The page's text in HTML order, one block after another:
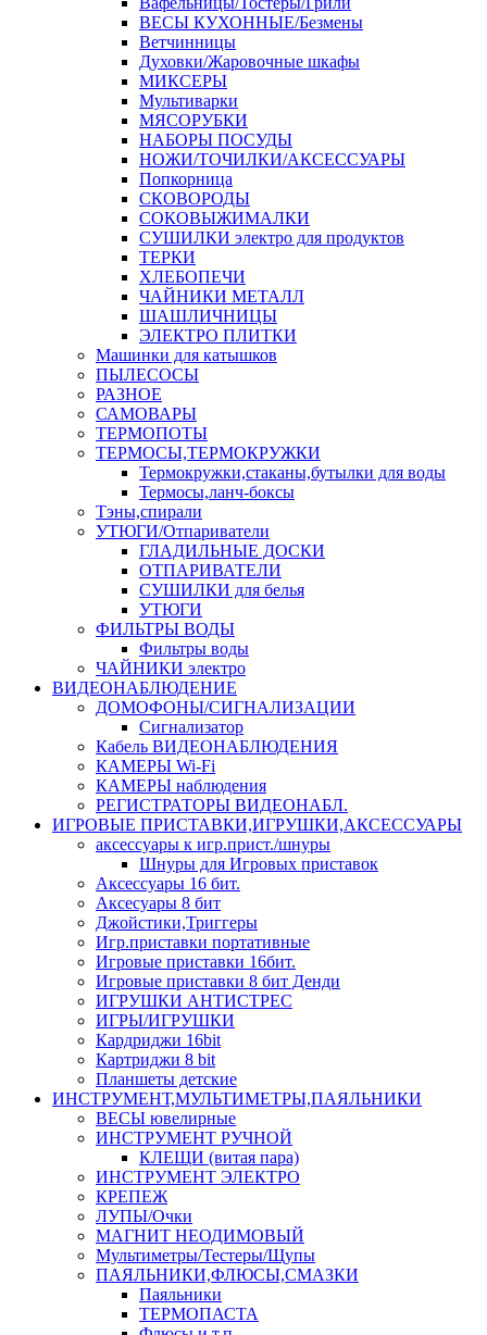
ВЕСЫ КУХОННЫЕ/Безмены
Ветчинницы
Духовки/Жаровочные шкафы
МИКСЕРЫ
Мультиварки
МЯСОРУБКИ
НАБОРЫ ПОСУДЫ
НОЖИ/ТОЧИЛКИ/АКСЕССУАРЫ
Попкорница
СКОВОРОДЫ
СОКОВЫЖИМАЛКИ
СУШИЛКИ электро для продуктов
ТЕРКИ
ХЛЕБОПЕЧИ
ЧАЙНИКИ МЕТАЛЛ
ШАШЛИЧНИЦЫ
ЭЛЕКТРО ПЛИТКИ
Машинки для катышков
ПЫЛЕСОСЫ
РАЗНОЕ
САМОВАРЫ
ТЕРМОПОТЫ
ТЕРМОСЫ,ТЕРМОКРУЖКИ
Термокружки,стаканы,бутылки для воды
Термосы,ланч-боксы
Тэны,спирали
УТЮГИ/Отпариватели
ГЛАДИЛЬНЫЕ ДОСКИ
ОТПАРИВАТЕЛИ
СУШИЛКИ для белья
УТЮГИ
ФИЛЬТРЫ ВОДЫ
Фильтры воды
ЧАЙНИКИ электро
ВИДЕОНАБЛЮДЕНИЕ
ДОМОФОНЫ/СИГНАЛИЗАЦИИ
Сигнализатор
Кабель ВИДЕОНАБЛЮДЕНИЯ
КАМЕРЫ Wi-Fi
КАМЕРЫ наблюдения
РЕГИСТРАТОРЫ ВИДЕОНАБЛ.
ИГРОВЫЕ ПРИСТАВКИ,ИГРУШКИ,АКСЕССУАРЫ
аксесcуары к игр.прист./шнуры
Шнуры для Игровых приставок
Аксессуары 16 бит.
Аксесуары 8 бит
Джойстики,Триггеры
Игр.приставки портативные
Игровые приставки 16бит.
Игровые приставки 8 бит Денди
ИГРУШКИ АНТИСТРЕС
ИГРЫ/ИГРУШКИ
Кардриджи 16bit
Картриджи 8 bit
Планшеты детские
ИНСТРУМЕНТ,МУЛЬТИМЕТРЫ,ПАЯЛЬНИКИ
ВЕСЫ ювелирные
ИНСТРУМЕНТ РУЧНОЙ
КЛЕЩИ (витая пара)
ИНСТРУМЕНТ ЭЛЕКТРО
КРЕПЕЖ
ЛУПЫ/Очки
МАГНИТ НЕОДИМОВЫЙ
Мультиметры/Тестеры/Щупы
ПАЯЛЬНИКИ,ФЛЮСЫ,СМАЗКИ
Паяльники
ТЕРМОПАСТА